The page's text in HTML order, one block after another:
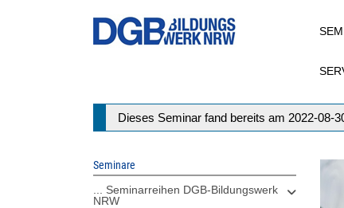
Statusmeldung
Dieses Seminar fand bereits am 2022-08-
Seminare
... Seminarreihen DGB-Bildungswerk
NRW